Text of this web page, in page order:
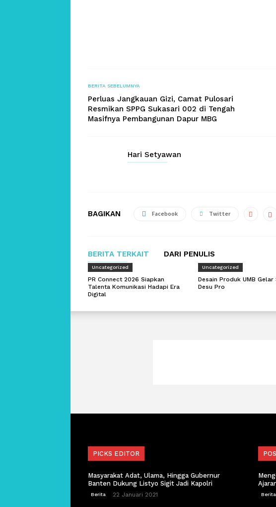
BERITA SEBELUMNYA
Perluas Jangkauan Gizi, Camat Pulosari
Resmikan SPPG Sukasari 002 di Tengah
Masifnya Pembangunan Dapur MBG
Hari Setyawan
BAGIKAN Facebook Twitter
BERITA TERKAIT DARI PENULIS
Uncategorized
PR Connect 2026 Siapkan
Talenta Komunikasi Hadapi Era
Digital
Uncategorized
Desain Produk UMB Gelar
Desu Pro
PICKS EDITOR
Masyarakat Adat, Ulama, Hingga Gubernur
Banten Dukung Listyo Sigit Jadi Kapolri
Berita 22 Januari 2021